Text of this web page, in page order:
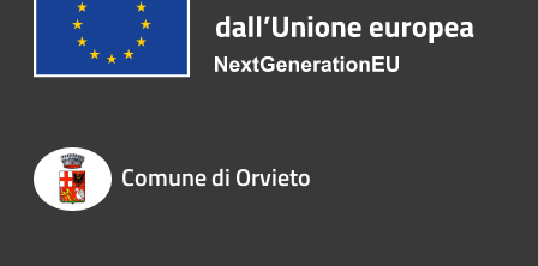
Comune di Orvieto